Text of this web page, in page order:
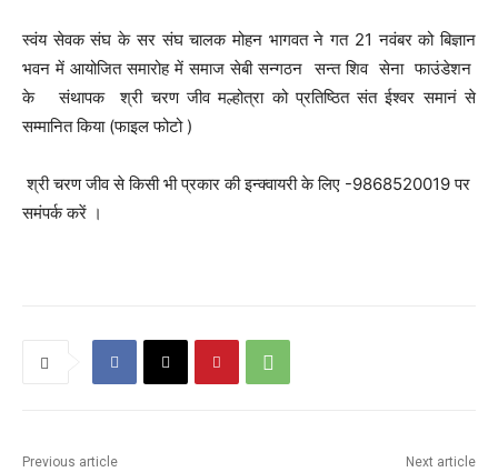
स्वंय सेवक संघ के सर संघ चालक मोहन भागवत ने गत 21 नवंबर को बिज्ञान
भवन में आयोजित समारोह में समाज सेबी सन्गठन सन्त शिव सेना फाउंडेशन
के संथापक श्री चरण जीव मल्होत्रा को प्रतिष्ठित संत ईश्वर समानं से
सम्मानित किया (फाइल फोटो )
श्री चरण जीव से किसी भी प्रकार की इन्क्वायरी के लिए -9868520019 पर
समंपर्क करें ।
Previous article Next article